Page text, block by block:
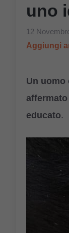
uno
12
Aggiungi
Un uomo
educato.